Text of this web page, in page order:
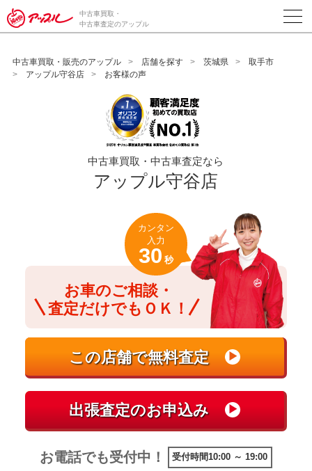
/*ABテスト_新規査定フォームの為のCVボタン*/
中古車買取・
中古車査定のアップル
中古車買取・販売のアップル 店舗を探す 茨城県
取手市
アップル守谷店
お客様の声
中古車買取・中古車査定なら
アップル守谷店
お車のご相談・
査定だけでもＯＫ！
カンタン
入力
30 秒
お電話でも受付中！ 受付時間10:00 ～ 19:00